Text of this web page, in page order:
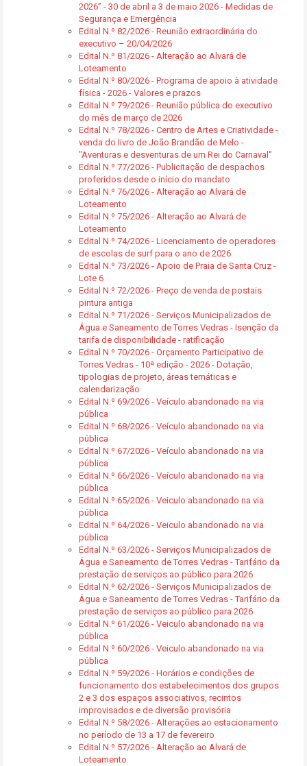
2026” - 30 de abril a 3 de maio 2026 - Medidas de
Segurança e Emergência
Edital N.º 82/2026 - Reunião extraordinária do
executivo – 20/04/2026
Edital N.º 81/2026 - Alteração ao Alvará de
Loteamento
Edital N.º 80/2026 - Programa de apoio à atividade
física - 2026 - Valores e prazos
Edital N.º 79/2026 - Reunião pública do executivo
do mês de março de 2026
Edital N.º 78/2026 - Centro de Artes e Criatividade -
venda do livro de João Brandão de Melo -
"Aventuras e desventuras de um Rei do Carnaval"
Edital N.º 77/2026 - Publicitação de despachos
proferidos desde o início do mandato
Edital N.º 76/2026 - Alteração ao Alvará de
Loteamento
Edital N.º 75/2026 - Alteração ao Alvará de
Loteamento
Edital N.º 74/2026 - Licenciamento de operadores
de escolas de surf para o ano de 2026
Edital N.º 73/2026 - Apoio de Praia de Santa Cruz -
Lote 6
Edital N.º 72/2026 - Preço de venda de postais
pintura antiga
Edital N.º 71/2026 - Serviços Municipalizados de
Água e Saneamento de Torres Vedras - Isenção da
tarifa de disponibilidade - ratificação
Edital N.º 70/2026 - Orçamento Participativo de
Torres Vedras - 10ª edição - 2026 - Dotação,
tipologias de projeto, áreas temáticas e
calendarização
Edital N.º 69/2026 - Veículo abandonado na via
pública
Edital N.º 68/2026 - Veículo abandonado na via
pública
Edital N.º 67/2026 - Veículo abandonado na via
pública
Edital N.º 66/2026 - Veículo abandonado na via
pública
Edital N.º 65/2026 - Veiculo abandonado na via
pública
Edital N.º 64/2026 - Veiculo abandonado na via
pública
Edital N.º 63/2026 - Serviços Municipalizados de
Água e Saneamento de Torres Vedras - Tarifário da
prestação de serviços ao público para 2026
Edital N.º 62/2026 - Serviços Municipalizados de
Água e Saneamento de Torres Vedras - Tarifário da
prestação de serviços ao público para 2026
Edital N.º 61/2026 - Veiculo abandonado na via
pública
Edital N.º 60/2026 - Veiculo abandonado na via
pública
Edital N.º 59/2026 - Horários e condições de
funcionamento dos estabelecimentos dos grupos
2 e 3 dos espaços associativos, recintos
improvisados e de diversão provisória
Edital N.º 58/2026 - Alterações ao estacionamento
no período de 13 a 17 de fevereiro
Edital N.º 57/2026 - Alteração ao Alvará de
Loteamento